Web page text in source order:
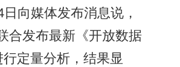
向媒体发布消息说，
合发布最新《开放数据
定量分析，结果显